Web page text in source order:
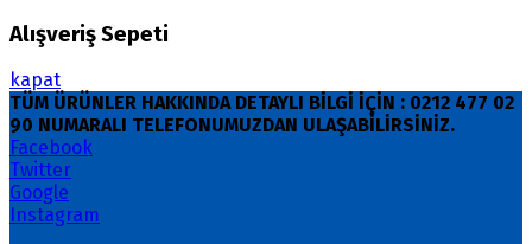
Alışveriş Sepeti
kapat
TÜM ÜRÜNLER HAKKINDA DETAYLI BİLGİ İÇİN : 0212 477 02
90 NUMARALI TELEFONUMUZDAN ULAŞABİLİRSİNİZ.
Facebook
Twitter
Google
Instagram